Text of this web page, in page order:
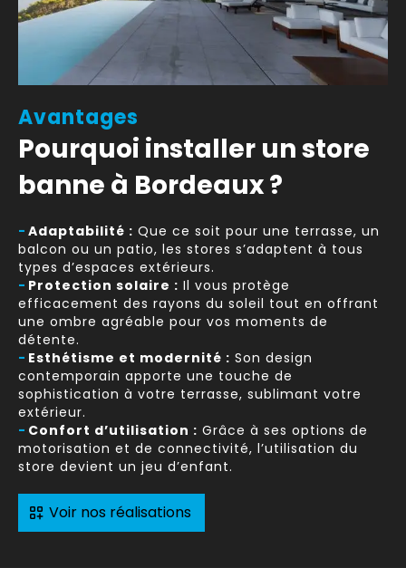
Avantages
Pourquoi installer un store
banne à Bordeaux ?
- Adaptabilité : Que ce soit pour une terrasse, un
balcon ou un patio, les stores s’adaptent à tous
types d’espaces extérieurs.
- Protection solaire : Il vous protège
efficacement des rayons du soleil tout en offrant
une ombre agréable pour vos moments de
détente.
- Esthétisme et modernité : Son design
contemporain apporte une touche de
sophistication à votre terrasse, sublimant votre
extérieur.
- Confort d’utilisation : Grâce à ses options de
motorisation et de connectivité, l’utilisation du
store devient un jeu d’enfant.
Voir nos réalisations